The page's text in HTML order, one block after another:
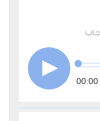
00:00